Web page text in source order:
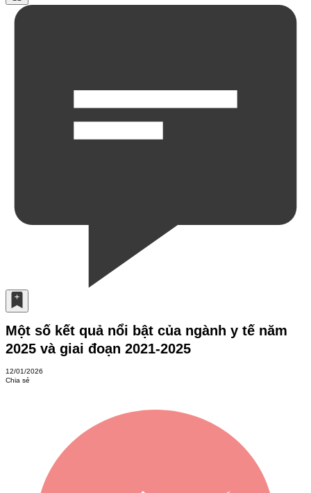
Một số kết quả nổi bật của ngành y tế năm
2025 và giai đoạn 2021-2025
12/01/2026
Chia sẻ